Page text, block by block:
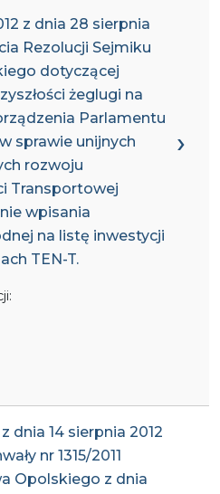
z dnia 28 sierpnia
Rezolucji Sejmiku
dotyczącej
żeglugi na
Parlamentu
sprawie unijnych
rozwoju
Transportowej
wpisania
na listę inwestycji
TEN-T.
dnia 14 sierpnia 2012
nr 1315/2011
Opolskiego z dnia